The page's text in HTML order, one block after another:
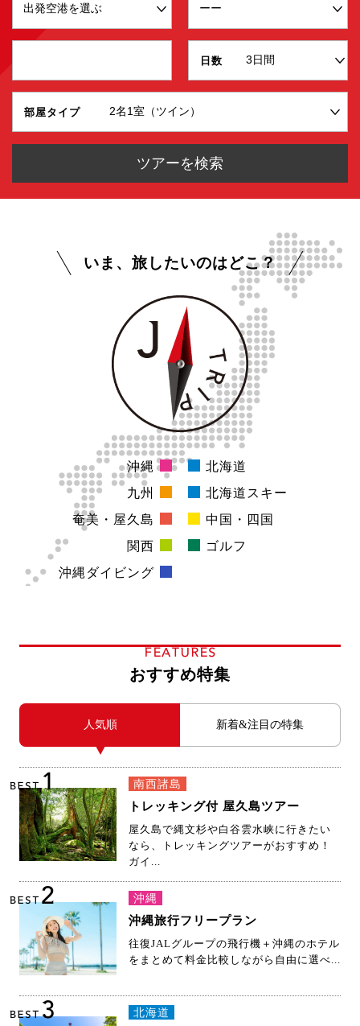
いま、旅したいのはどこ？
沖縄
北海道
九州
北海道スキー
奄美・屋久島
中国・四国
関西
FEATURES
おすすめ特集
人気順 新着&注目の特集
BEST1 南西諸島
トレッキング付 屋久島ツアー
屋久島で縄文杉や白谷雲水峡に行きたい
なら、トレッキングツアーがおすすめ！
2 沖縄
沖縄旅行フリープラン
往復JALグループの飛行機＋沖縄のホテル